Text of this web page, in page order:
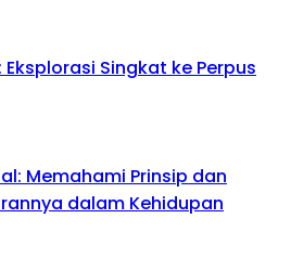
Eksplorasi Singkat ke Perpus
Memahami Prinsip dan
dalam Kehidupan